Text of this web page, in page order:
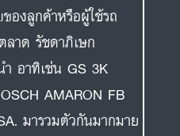
งลูกค้าหรือผู้ใช้รถ
าด รัชดาภิเษก
อาทิเช่น GS 3K
AMARON FB
มารวมตัวกันมากมาย